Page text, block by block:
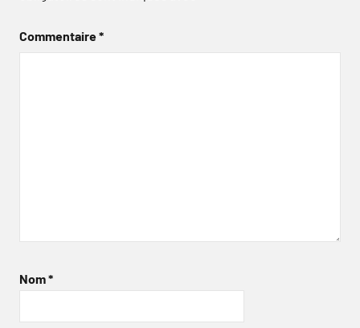
Commentaire*
Nom*